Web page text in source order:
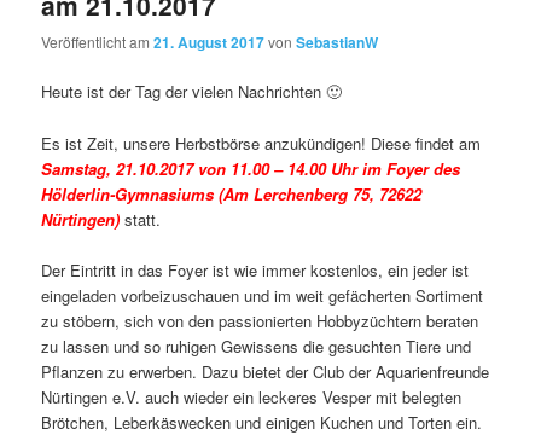
Veröffentlicht am21. August 2017vonSebastianW
Heute ist der Tag der vielen Nachrichten 🙂
Es ist Zeit, unsere Herbstbörse anzukündigen! Diese findet am
Samstag, 21.10.2017 von 11.00 – 14.00 Uhr im Foyer des
Hölderlin-Gymnasiums (Am Lerchenberg 75, 72622
Nürtingen) statt.
Der Eintritt in das Foyer ist wie immer kostenlos, ein jeder ist
eingeladen vorbeizuschauen und im weit gefächerten Sortiment
zu stöbern, sich von den passionierten Hobbyzüchtern beraten
zu lassen und so ruhigen Gewissens die gesuchten Tiere und
Pflanzen zu erwerben. Dazu bietet der Club der Aquarienfreunde
Nürtingen e.V. auch wieder ein leckeres Vesper mit belegten
Brötchen, Leberkäswecken und einigen Kuchen und Torten ein.